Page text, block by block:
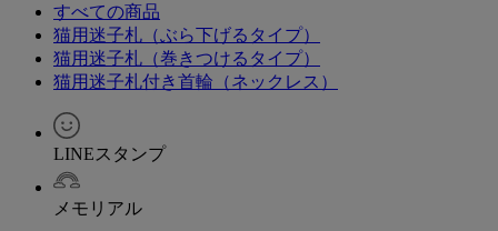
すべての商品
猫用迷子札（ぶら下げるタイプ）
猫用迷子札（巻きつけるタイプ）
猫用迷子札付き首輪（ネックレス）
LINEスタンプ
メモリアル